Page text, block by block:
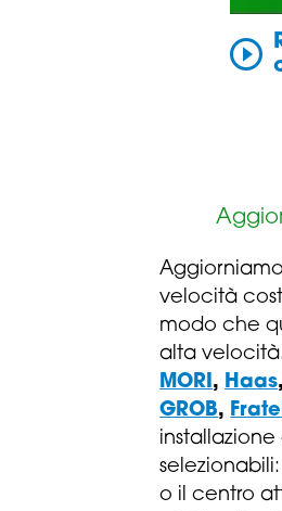
velocità
modo che
alta
MORI, Haas,
GROB,
o il centro